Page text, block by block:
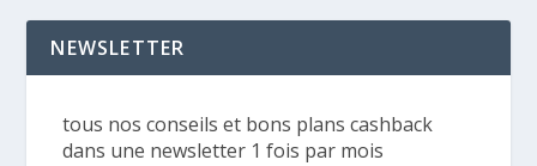
NEWSLETTER
tous nos conseils et bons plans cashback
dans une newsletter 1 fois par mois